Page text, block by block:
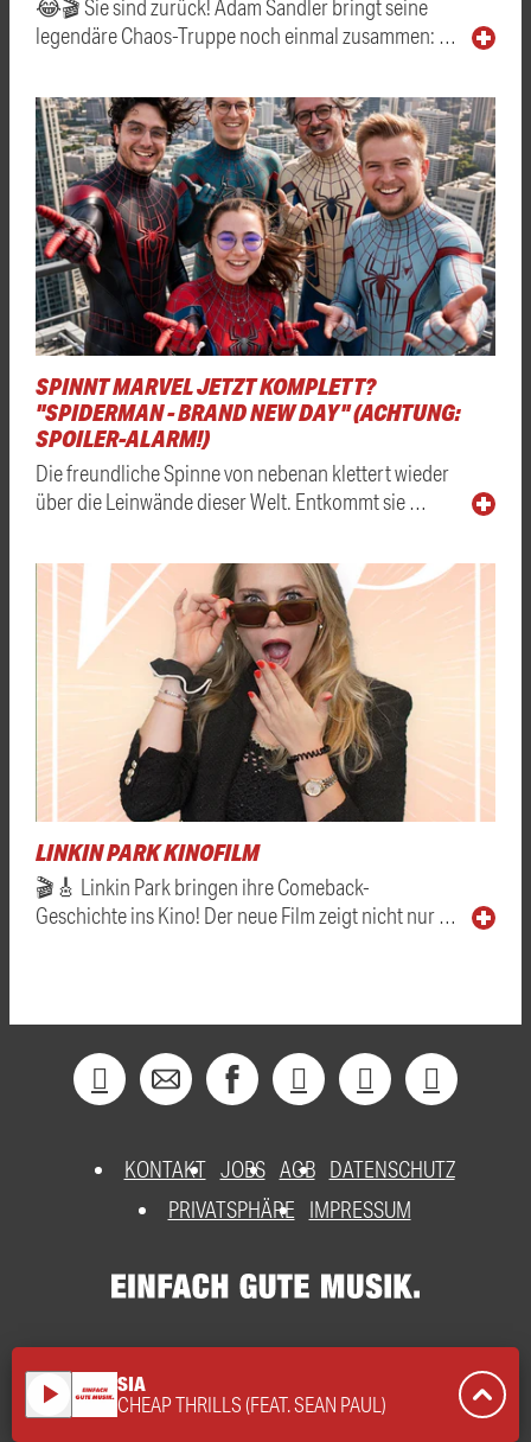
😂🎬 Sie sind zurück! Adam Sandler bringt seine
legendäre Chaos-Truppe noch einmal zusammen: …
SPINNT MARVEL JETZT KOMPLETT?
"SPIDERMAN - BRAND NEW DAY" (ACHTUNG:
SPOILER-ALARM!)
Die freundliche Spinne von nebenan klettert wieder
über die Leinwände dieser Welt. Entkommt sie …
LINKIN PARK KINOFILM
🎬🎸 Linkin Park bringen ihre Comeback-
Geschichte ins Kino! Der neue Film zeigt nicht nur …
KONTAKT JOBS AGB DATENSCHUTZ
PRIVATSPHÄRE
IMPRESSUM
play_arrow SIA
CHEAP THRILLS (FEAT. SEAN PAUL)